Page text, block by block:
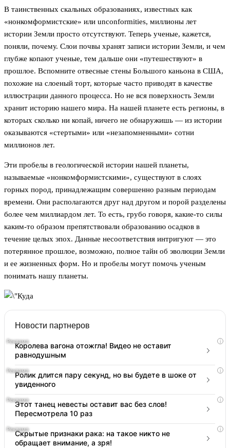
В таинственных скальных образованиях, известных как
«нонкомформистские» или unconformities, миллионы лет
истории Земли просто отсутствуют. Теперь ученые, кажется,
поняли, почему. Слои почвы хранят записи истории Земли, и чем
глубже копают ученые, тем дальше они «путешествуют» в
прошлое. Вспомните отвесные стены Большого каньона в США,
похожие на слоеный торт, которые часто приводят в качестве
иллюстрации данного процесса. Но не вся поверхность Земли
хранит историю нашего мира. На нашей планете есть регионы, в
которых сколько ни копай, ничего не обнаружишь — из истории
оказываются «стертыми» или «незапомненными» сотни
миллионов лет.
Эти пробелы в геологической истории нашей планеты,
называемые «нонкомформистскими», существуют в слоях
горных пород, принадлежащим совершенно разным периодам
времени. Они располагаются друг над другом и порой разделены
более чем миллиардом лет. То есть, грубо говоря, какие-то силы
каким-то образом препятствовали образованию осадков в
течение целых эпох. Данные несоответствия интригуют — это
потерянное прошлое, возможно, полное тайн об эволюции Земли
и ее жизненных форм. Но и пробелы могут помочь ученым
понимать нашу планеты.
Новости партнеров
i
Королева вагона отожгла! Видео не оставит
равнодушным
i
Ролик длится пару секунд, но вы будете в шоке от
увиденного
i
Этот танец невесты оставит вас без слов!
Пересмотрела 10 раз
i
Скрытые признаки рака: на такое никто не
обращает внимание, а зря!